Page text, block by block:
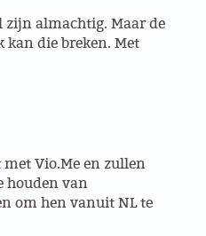
zijn almachtig. Maar de
kan die breken. Met
Vio.Me en zullen
houden van
om hen vanuit NL te